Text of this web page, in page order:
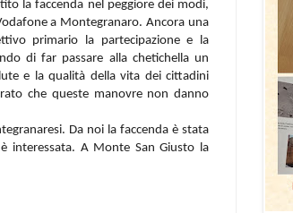
la faccenda nel peggiore dei modi,
a Montegranaro. Ancora una
primario la partecipazione e la
di far passare alla chetichella un
e la qualità della vita dei cittadini
che queste manovre non danno
Da noi la faccenda è stata
interessata. A Monte San Giusto la